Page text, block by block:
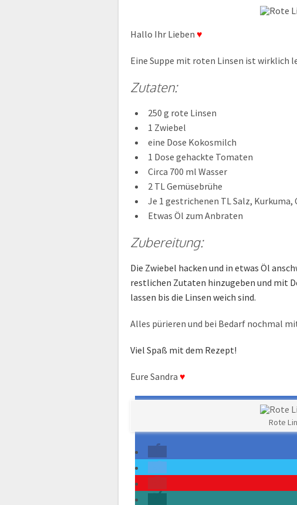
Hallo Ihr Lieben ♥
Eine Suppe mit roten Linsen ist wirklich
Zutaten:
250 g rote Linsen
1 Zwiebel
eine Dose Kokosmilch
1 Dose gehackte Tomaten
Circa 700 ml Wasser
2 TL Gemüsebrühe
Je 1 gestrichenen TL Salz, Kurkuma,
Etwas Öl zum Anbraten
Zubereitung:
Die Zwiebel hacken und in etwas Öl
restlichen Zutaten hinzugeben und mit
lassen bis die Linsen weich sind.
Alles pürieren und bei Bedarf nochmal
Viel Spaß mit dem Rezept!
Eure Sandra ♥
Rote